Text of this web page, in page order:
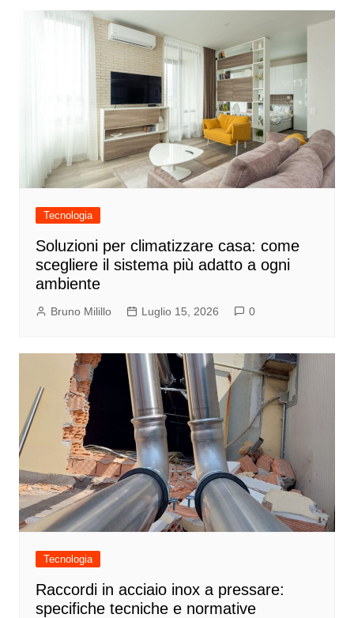
Tecnologia
Soluzioni per climatizzare casa: come
scegliere il sistema più adatto a ogni
ambiente
Bruno Milillo Luglio 15, 2026 0
Tecnologia
Raccordi in acciaio inox a pressare:
specifiche tecniche e normative